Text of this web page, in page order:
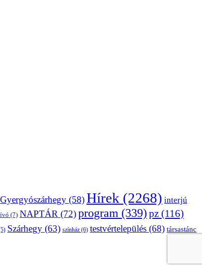
Gyergyószárhegy (58)Hírek (2268) interjú
(7) NAPTÁR (72)program (339) pz (116)
Szárhegy (63) színház (6) testvértelepülés (68) társastánc